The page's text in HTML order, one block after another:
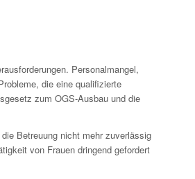
Personalmangel,
die eine qualifizierte
zum OGS-Ausbau und die
Betreuung nicht mehr zuverlässig
von Frauen dringend gefordert